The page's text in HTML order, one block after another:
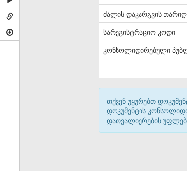
ძალის დაკარგვის
სარეგისტრაციო კოდი
კონსოლიდირებული
თქვენ უყურებთ
დოკუმენტის
დათვალიერების